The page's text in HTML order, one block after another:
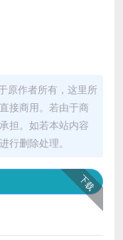
原作者所有，这里所
接商用。若由于商
担。如若本站内容
行删除处理。
下载